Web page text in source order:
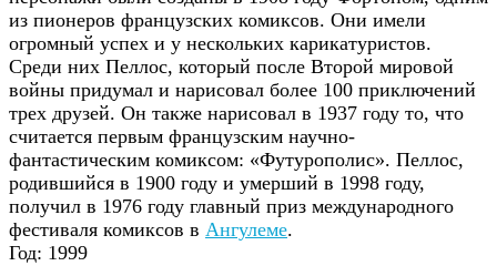
из пионеров французских комиксов. Они имели
огромный успех и у нескольких карикатуристов.
Среди них Пеллос, который после Второй мировой
войны придумал и нарисовал более 100 приключений
трех друзей. Он также нарисовал в 1937 году то, что
считается первым французским научно-
фантастическим комиксом: «Футурополис». Пеллос,
родившийся в 1900 году и умерший в 1998 году,
получил в 1976 году главный приз международного
фестиваля комиксов в Ангулеме.
Год: 1999